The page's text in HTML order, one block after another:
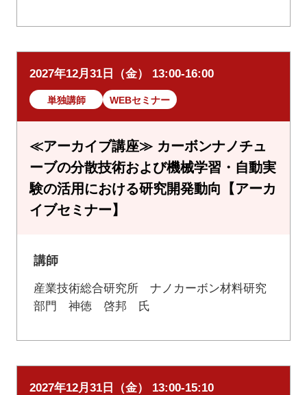
2027年12月31日（金） 13:00-16:00
単独講師 WEBセミナー
≪アーカイブ講座≫ カーボンナノチュ
ーブの分散技術および機械学習・自動実
験の活用における研究開発動向【アーカ
イブセミナー】
講師
産業技術総合研究所 ナノカーボン材料研究
部門 神徳 啓邦 氏
2027年12月31日（金） 13:00-15:10